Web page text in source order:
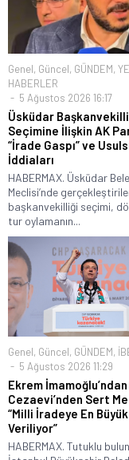
Genel, Güncel, GÜNDEM,
HABERLER
5 Ağustos 2026 16:17
Üsküdar
Seçimine İlişkin AK
“İrade Gaspı” ve
İddiaları
HABERMAX. Üsküdar
Meclisi’nde
başkanvekilliği seçimi,
tur oylamanın...
Genel, Güncel, GÜNDEM,
5 Ağustos 2026 11:29
Ekrem
Cezaevi’nden Sert
“Milli İradeye En
Veriliyor”
HABERMAX. Tutuklu